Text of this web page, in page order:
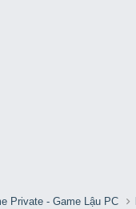
Private - Game Lậu PC